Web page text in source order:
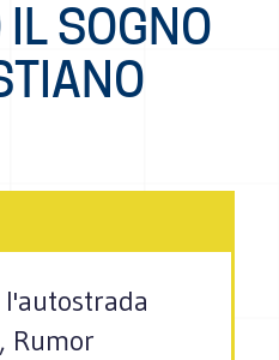
SOGNO
Rumor